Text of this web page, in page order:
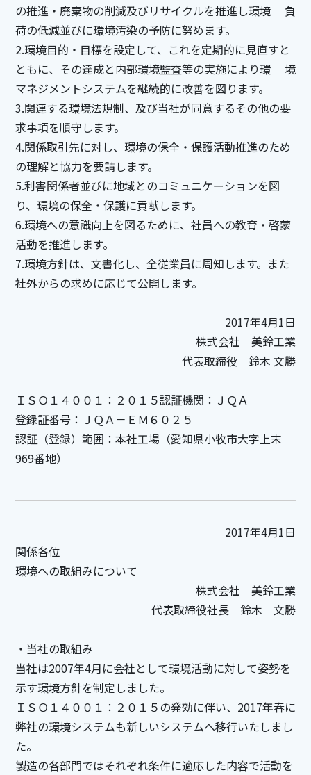
の推進・廃棄物の削減及びリサイクルを推進し環境 負
荷の低減並びに環境汚染の予防に努めます。
2.環境目的・目標を設定して、これを定期的に見直すと
ともに、その達成と内部環境監査等の実施により環 境
マネジメントシステムを継続的に改善を図ります。
3.関連する環境法規制、及び当社が同意するその他の要
求事項を順守します。
4.関係取引先に対し、環境の保全・保護活動推進のため
の理解と協力を要請します。
5.利害関係者並びに地域とのコミュニケーションを図
り、環境の保全・保護に貢献します。
6.環境への意識向上を図るために、社員への教育・啓蒙
活動を推進します。
7.環境方針は、文書化し、全従業員に周知します。また
社外からの求めに応じて公開します。
2017年4月1日
株式会社 美鈴工業
代表取締役 鈴木 文勝
ＩＳＯ１４００１：２０１５認証機関：ＪＱＡ
登録証番号：ＪＱＡ－ＥＭ６０２５
認証（登録）範囲：本社工場（愛知県小牧市大字上末
969番地）
2017年4月1日
関係各位
環境への取組みについて
株式会社 美鈴工業
代表取締役社長 鈴木 文勝
・当社の取組み
当社は2007年4月に会社として環境活動に対して姿勢を
示す環境方針を制定しました。
ＩＳＯ１４００１：２０１５の発効に伴い、2017年春に
弊社の環境システムも新しいシステムへ移行いたしまし
た。
製造の各部門ではそれぞれ条件に適応した内容で活動を